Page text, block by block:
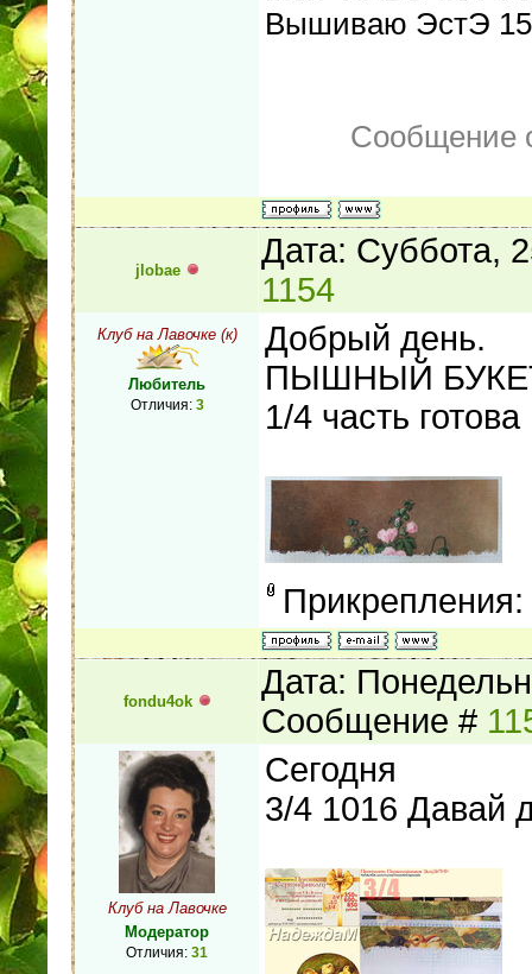
Вышиваю ЭстЭ
Сообщение
jlobae
Дата: Суббота,
1154
Клуб на Лавочке (к)
Любитель
Отличия: 3
Добрый день.
ПЫШНЫЙ
1/4 часть готова
Прикрепления:
fondu4ok
Дата:
Сообщение #
Клуб на Лавочке
Модератор
Отличия: 31
Сегодня
3/4 1016 Давай